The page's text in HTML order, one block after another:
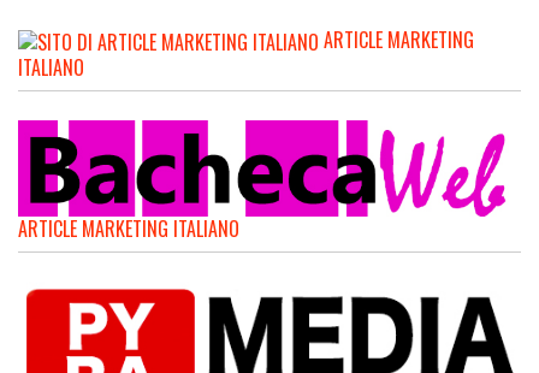
ARTICLE MARKETING
ITALIANO
ARTICLE MARKETING ITALIANO